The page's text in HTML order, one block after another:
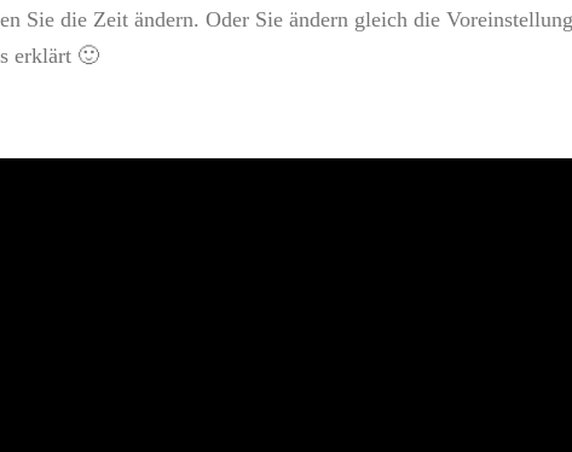
Sie die Zeit ändern. Oder Sie ändern gleich die
erklärt 🙂